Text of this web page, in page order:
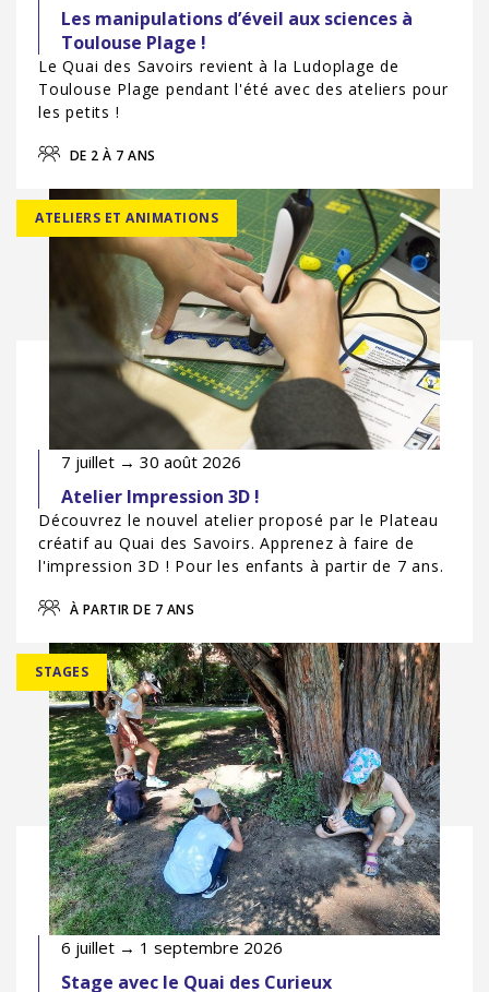
Les manipulations d’éveil aux sciences à
Toulouse Plage !
Le Quai des Savoirs revient à la Ludoplage de
Toulouse Plage pendant l'été avec des ateliers pour
les petits !
DE 2 À 7 ANS
Atelier Impression 3D !
7 juillet → 30 août 2026
Découvrez le nouvel atelier proposé par le Plateau
créatif au Quai des Savoirs. Apprenez à faire de
l'impression 3D ! Pour les enfants à partir de 7 ans.
À PARTIR DE 7 ANS
ATELIERS ET ANIMATIONS
Stage avec le Quai des Curieux
6 juillet → 1 septembre 2026
STAGES